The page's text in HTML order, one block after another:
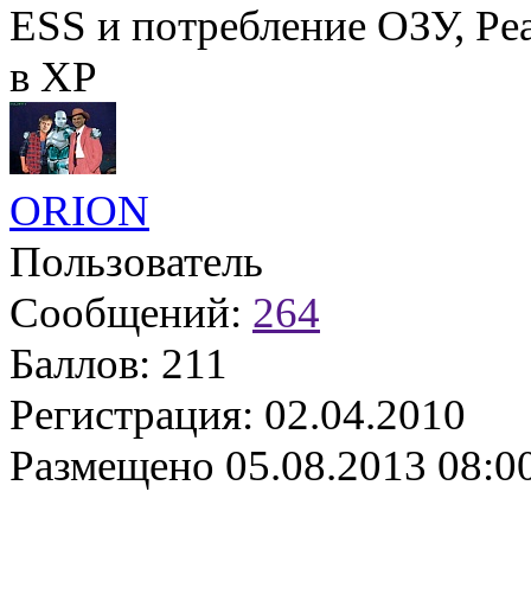
ESS и потребление ОЗУ,
в XP
ORION
Пользователь
Сообщений: 264
Баллов: 211
Регистрация: 02.04.2010
Размещено 05.08.2013